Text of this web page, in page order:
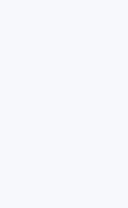
2026-2027